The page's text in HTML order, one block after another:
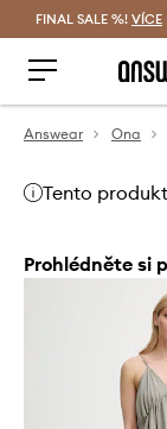
FINAL SALE %! VÍCE
Answear Ona
Tento
Prohlédněte si